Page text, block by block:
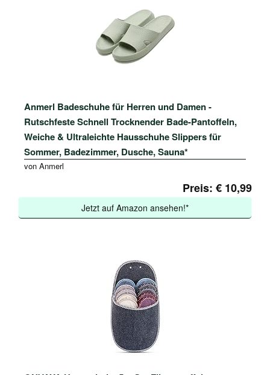
Anmerl Badeschuhe für Herren und Damen -
Rutschfeste Schnell Trocknender Bade-Pantoffeln,
Weiche & Ultraleichte Hausschuhe Slippers für
Sommer, Badezimmer, Dusche, Sauna*
von Anmerl
Preis: € 10,99
Jetzt auf Amazon ansehen!*